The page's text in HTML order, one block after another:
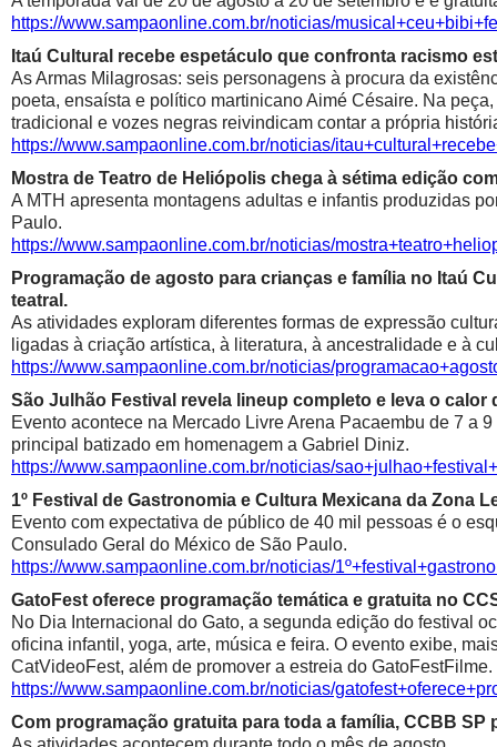
https://www.sampaonline.com.br/noticias/
Itaú Cultural recebe espetáculo que confronta racismo
As Armas Milagrosas: seis personagens à procura da
poeta, ensaísta e político martinicano Aimé Césaire. Na
tradicional e vozes negras reivindicam contar a própria
https://www.sampaonline.com.br/noticias/
Mostra de Teatro de Heliópolis chega à sétima edição
A MTH apresenta montagens adultas e infantis produzidas
Paulo.
https://www.sampaonline.com.br/noticias/
Programação de agosto para crianças e família no Itaú
teatral.
As atividades exploram diferentes formas de expressão
ligadas à criação artística, à literatura, à ancestralidade e à
https://www.sampaonline.com.br/noticias/
São Julhão Festival revela lineup completo e leva o calor
Evento acontece na Mercado Livre Arena Pacaembu de 7 a
principal batizado em homenagem a Gabriel Diniz.
https://www.sampaonline.com.br/noticias/
1º Festival de Gastronomia e Cultura Mexicana da Zona
Evento com expectativa de público de 40 mil pessoas é o
Consulado Geral do México de São Paulo.
https://www.sampaonline.com.br/noticias/
GatoFest oferece programação temática e gratuita no
No Dia Internacional do Gato, a segunda edição do festival
oficina infantil, yoga, arte, música e feira. O evento exibe,
CatVideoFest, além de promover a estreia do GatoFestFilme.
https://www.sampaonline.com.br/noticias/
Com programação gratuita para toda a família, CCBB